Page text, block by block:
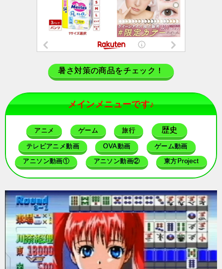
暑さ対策の商品をチェック！
メインメニューです♪
アニメ ゲーム 旅行 歴史
テレビアニメ動画 OVA動画 ゲーム動画
アニソン動画① アニソン動画② 東方Project